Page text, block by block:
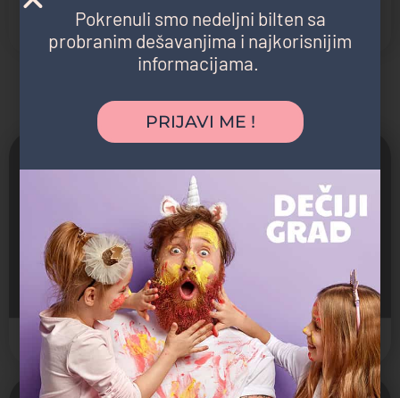
Nedelja, 5. septembar (19.00) Klovnovski Show – Karaburma
Nedelja, 12. septembar (19.00) Klovnovski Show – Krnjača
Možda vas zanima i sledeće:
Kiša meteora
11. Avgust, 2024. 09:00
Avalski Toranj
Pokrenuli smo nedeljni bilten sa
probranim dešavanjima i najkorisnijim
informacijama.
PRIJAVI ME !